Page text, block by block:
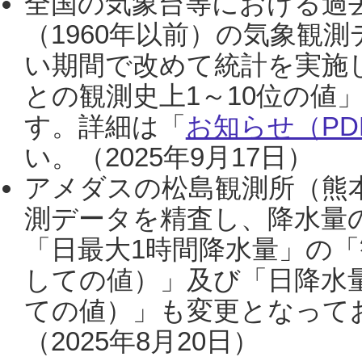
（1960年以前）の気象観
い期間で改めて統計を実
との観測史上1～10位の値
す。詳細は「 お知らせ（
い。（2025年9月17日）
アメダスの松島観測所（熊
測データを精査し、降水
「日最大1時間降水量」の
しての値）」及び「日降
ての値）」も変更となっ
（2025年8月20日）